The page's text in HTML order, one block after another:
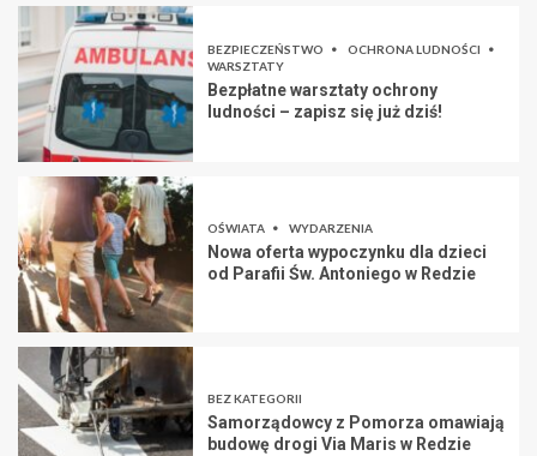
BEZPIECZEŃSTWO
OCHRONA LUDNOŚCI
WARSZTATY
Bezpłatne warsztaty ochrony
ludności – zapisz się już dziś!
OŚWIATA WYDARZENIA
Nowa oferta wypoczynku dla dzieci
od Parafii Św. Antoniego w Redzie
BEZ KATEGORII
Samorządowcy z Pomorza omawiają
budowę drogi Via Maris w Redzie